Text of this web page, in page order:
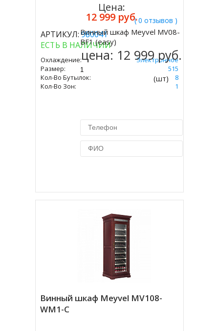
( 0 отзывов )
АРТИКУЛ:980041
ЕСТЬ В НАЛИЧИИ
Охлаждение:
Электронное
Размер:
275 Х 410 Х 515
Кол-Во Бутылок:
8
Кол-Во Зон:
1
Цена:
12 999 руб.
Купить
Винный шкаф Meyvel MV08-
BF1 (easy)
цена: 12 999 руб.
(шт)
Винный шкаф Meyvel MV108-
WM1-C